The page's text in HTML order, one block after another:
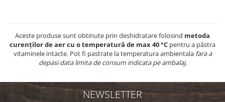
Aceste produse sunt obtinute prin deshidratare folosind metoda
curenților de aer cu o temperatură de max 40 °C pentru a păstra
vitaminele intacte. Pot fi pastrate la temperatura ambientala fara a
depasi data limita de consum indicata pe ambalaj.
NEWSLETTER